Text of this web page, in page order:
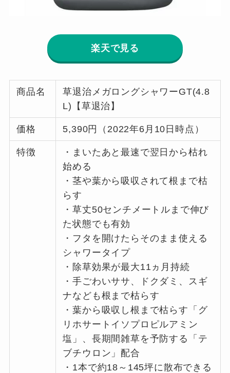
楽天で見る
商品名
草退治メガロングシャワーGT(4.8
L)【草退治】
価格 5,390円（2022年6月10日時点）
特徴
・まいたあと最速で翌日から枯れ
始める
・茎や葉から吸収されて根まで枯
らす
・草丈50センチメートルまで伸び
た状態でも有効
・フタを開けたらそのまま使える
シャワータイプ
・除草効果が最大11ヵ月持続
・手ごわいササ、ドクダミ、スギ
ナなども根まで枯らす
・葉から吸収し根まで枯らす「グ
リホサートイソプロピルアミン
塩」、長期間雑草を予防する「テ
ブチウロン」配合
・1本で約18～145坪に散布できる